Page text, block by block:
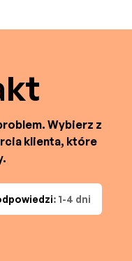
Wybierz z
klienta, które
: 1-4 dni